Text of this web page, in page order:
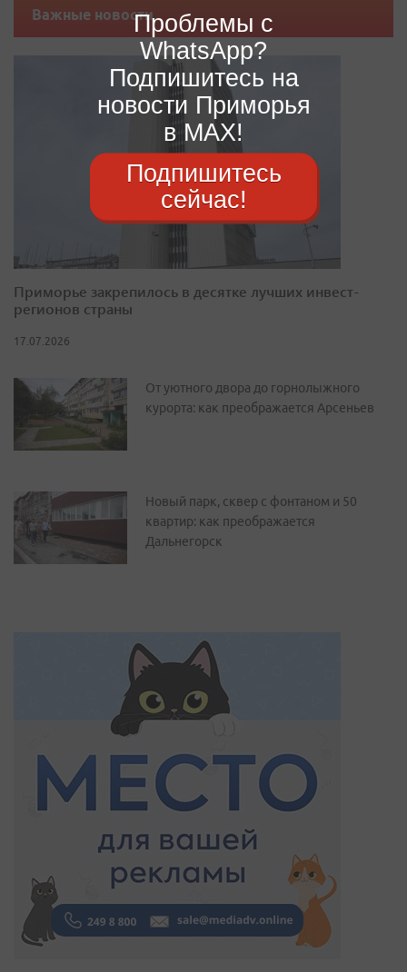
Важные новости
Приморье закрепилось в десятке лучших инвест-
регионов страны
17.07.2026
От уютного двора до горнолыжного
курорта: как преображается Арсеньев
Новый парк, сквер с фонтаном и 50
квартир: как преображается
Дальнегорск
Проблемы с
WhatsApp?
Подпишитесь на
новости Приморья
в MAX!
Подпишитесь
сейчас!